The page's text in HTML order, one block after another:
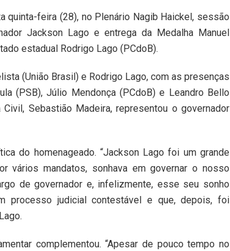
quinta-feira (28), no Plenário Nagib Haickel, sessão
Jackson Lago e entrega da Medalha Manuel
estadual Rodrigo Lago (PCdoB).
(União Brasil) e Rodrigo Lago, com as presenças
(PSB), Júlio Mendonça (PCdoB) e Leandro Bello
Sebastião Madeira, representou o governador
do homenageado. “Jackson Lago foi um grande
vários mandatos, sonhava em governar o nosso
de governador e, infelizmente, esse seu sonho
processo judicial contestável e que, depois, foi
complementou. “Apesar de pouco tempo no